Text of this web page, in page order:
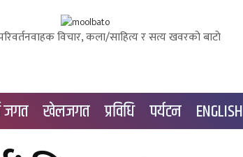
विचार, कला/साहित्य र सत्य खवरको बाटाे
जगत खेलजगत प्रविधि पर्यटन ENGLISH